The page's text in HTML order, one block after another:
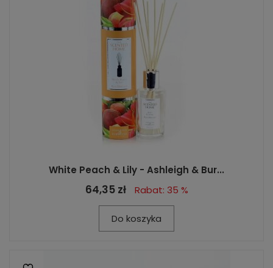
White Peach & Lily - Ashleigh & Bur...
64,35 zł Rabat: 35 %
Do koszyka